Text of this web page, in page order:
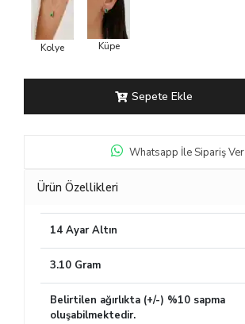
Kolye Küpe
Sepete Ekle
Whatsapp İle Sipariş Ver
Ürün Özellikleri
14 Ayar Altın
3.10 Gram
Belirtilen ağırlıkta (+/-) %10 sapma
oluşabilmektedir.